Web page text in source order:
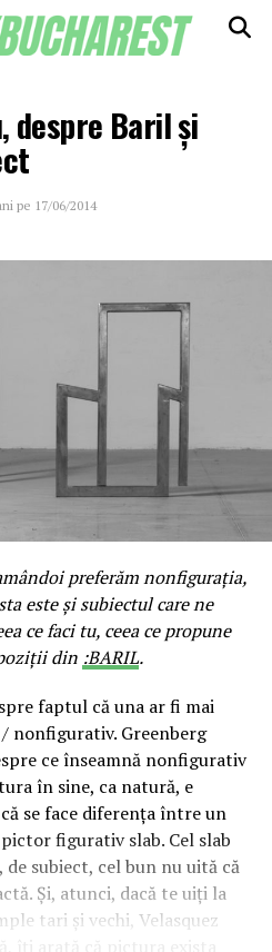
despre Baril și
pe 17/06/2014
preferăm nonfigurația,
este și subiectul care ne
ce faci tu, ceea ce propune
din :BARIL.
faptul că una ar fi mai
nonfigurativ. Greenberg
ce înseamnă nonfigurativ
în sine, ca natură, e
se face diferența între un
figurativ slab. Cel slab
subiect, cel bun nu uită că
Și, atunci, dacă te uiți la
tari și vechi, Velasquez